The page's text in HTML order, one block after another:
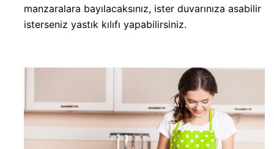
manzaralara bayılacaksınız, ister duvarınıza asabilir
isterseniz yastık kılıfı yapabilirsiniz.